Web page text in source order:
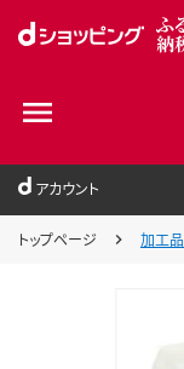
アカウント
トップページ 加工